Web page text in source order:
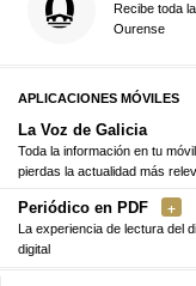
Recibe toda
Ourense
APLICACIONES MÓVILES
La Voz de Galicia
Toda la información en tu
pierdas la actualidad más
Periódico en PDF
La experiencia de lectura del
digital